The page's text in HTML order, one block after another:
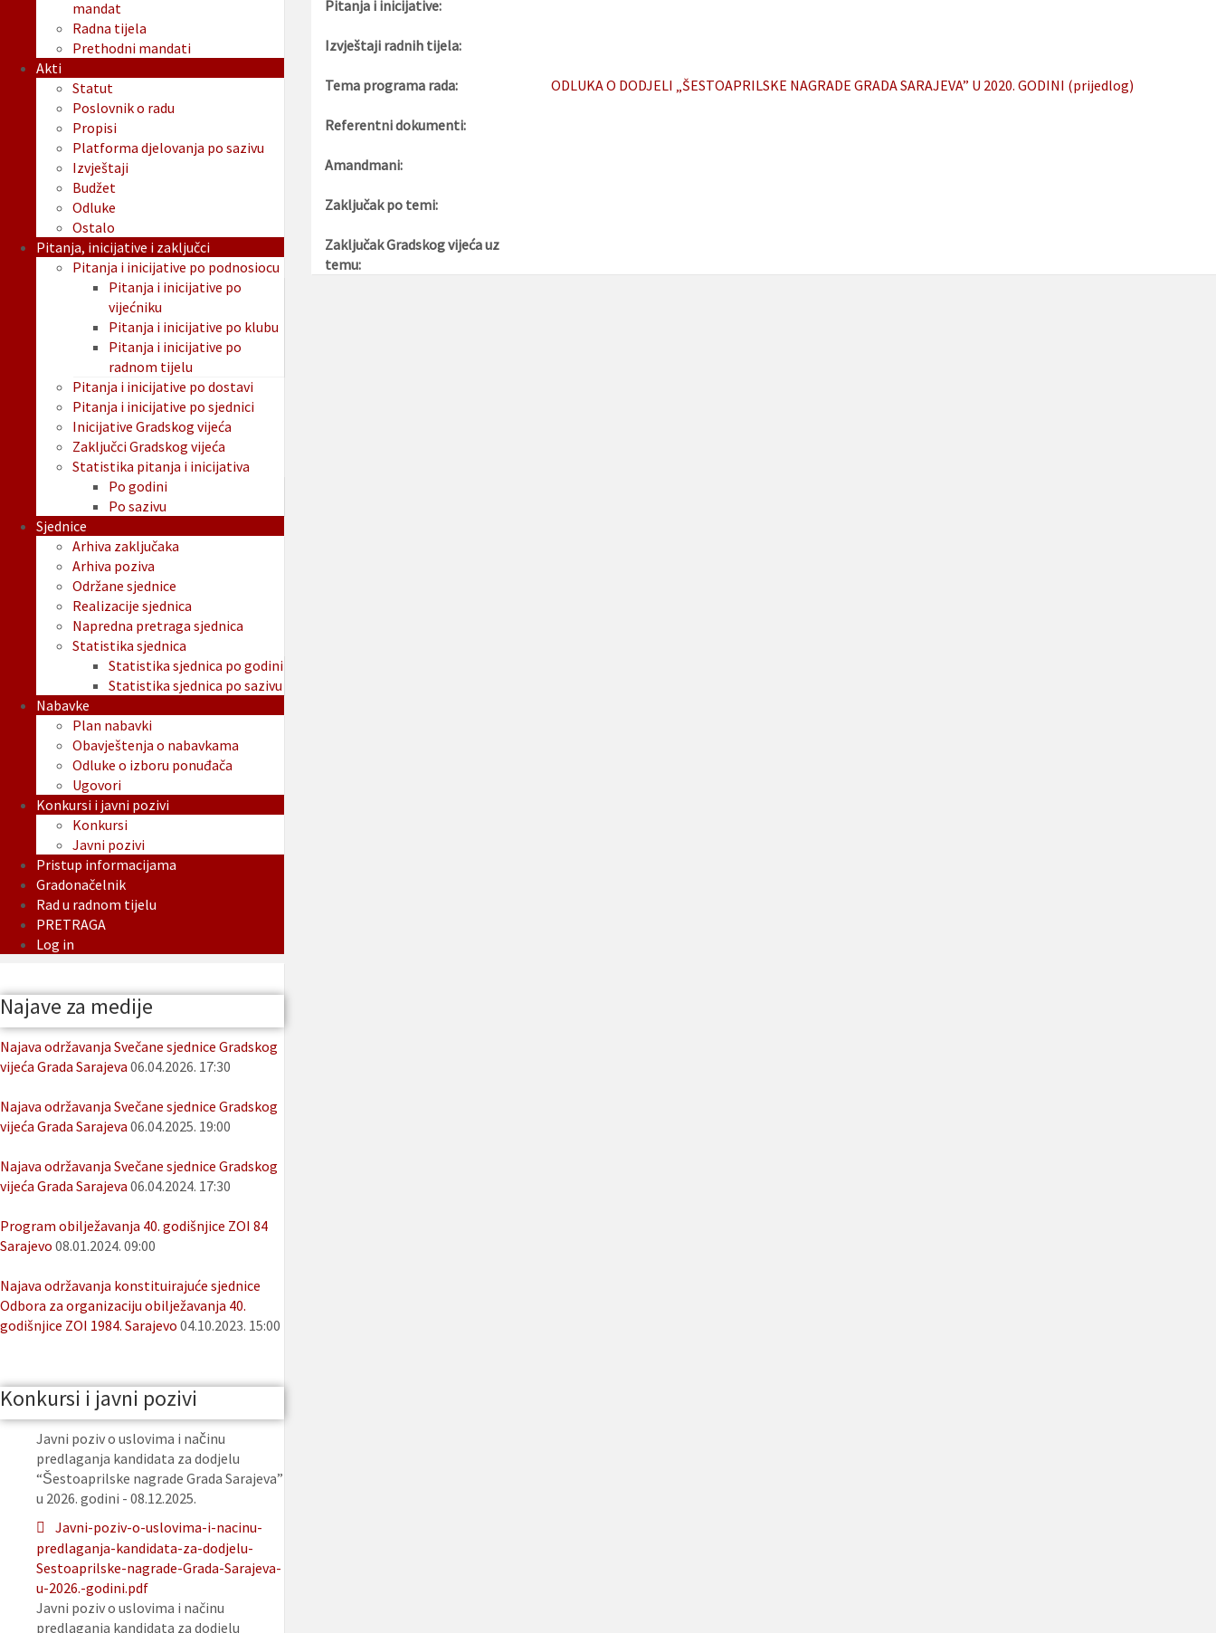
Pitanja i inicijative:
Izvještaji radnih tijela:
Tema programa rada: ODLUKA O DODJELI „ŠESTOAPRILSKE NAGRADE GRADA SARAJEVA” U 2020. GODINI (prijedlog)
Referentni dokumenti:
Amandmani:
Zaključak po temi:
Zaključak Gradskog vijeća uz
temu:
mandat
Radna tijela
Prethodni mandati
Akti
Statut
Poslovnik o radu
Propisi
Platforma djelovanja po sazivu
Izvještaji
Budžet
Odluke
Ostalo
Pitanja, inicijative i zaključci
Pitanja i inicijative po podnosiocu
Pitanja i inicijative po
vijećniku
Pitanja i inicijative po klubu
Pitanja i inicijative po
radnom tijelu
Pitanja i inicijative po dostavi
Pitanja i inicijative po sjednici
Inicijative Gradskog vijeća
Zaključci Gradskog vijeća
Statistika pitanja i inicijativa
Po godini
Po sazivu
Sjednice
Arhiva zaključaka
Arhiva poziva
Održane sjednice
Realizacije sjednica
Napredna pretraga sjednica
Statistika sjednica
Statistika sjednica po godini
Statistika sjednica po sazivu
Nabavke
Plan nabavki
Obavještenja o nabavkama
Odluke o izboru ponuđača
Ugovori
Konkursi i javni pozivi
Konkursi
Javni pozivi
Pristup informacijama
Gradonačelnik
Rad u radnom tijelu
PRETRAGA
Log in
Najave za medije
Najava održavanja Svečane sjednice Gradskog
vijeća Grada Sarajeva 06.04.2026. 17:30
Najava održavanja Svečane sjednice Gradskog
vijeća Grada Sarajeva 06.04.2025. 19:00
Najava održavanja Svečane sjednice Gradskog
vijeća Grada Sarajeva 06.04.2024. 17:30
Program obilježavanja 40. godišnjice ZOI 84
Sarajevo 08.01.2024. 09:00
Najava održavanja konstituirajuće sjednice
Odbora za organizaciju obilježavanja 40.
godišnjice ZOI 1984. Sarajevo 04.10.2023. 15:00
Konkursi i javni pozivi
Javni poziv o uslovima i načinu
predlaganja kandidata za dodjelu
“Šestoaprilske nagrade Grada Sarajeva”
u 2026. godini - 08.12.2025.
Javni-poziv-o-uslovima-i-nacinu-
predlaganja-kandidata-za-dodjelu-
Sestoaprilske-nagrade-Grada-Sarajeva-
u-2026.-godini.pdf
Javni poziv o uslovima i načinu
predlaganja kandidata za dodjelu